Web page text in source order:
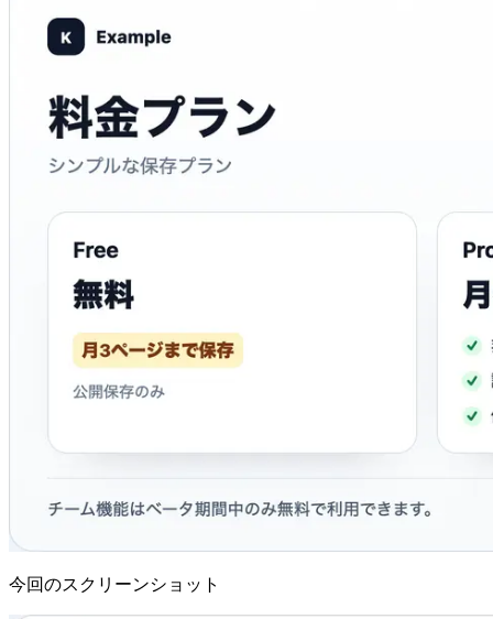
今回のスクリーンショット